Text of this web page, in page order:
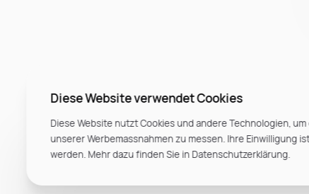
Diese Website verwendet Cookies
Diese Website nutzt Cookies und andere Technologien,
unserer Werbemassnahmen zu messen. Ihre
werden. Mehr dazu finden Sie in Datenschutzerklärung.